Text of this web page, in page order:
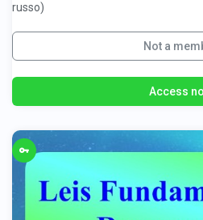
russo)
Not a
Access